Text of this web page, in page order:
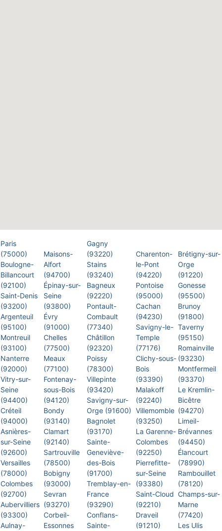
Paris
(75000)
Boulogne-
Billancourt
(92100)
Saint-Denis
(93200)
Argenteuil
(95100)
Montreuil
(93100)
Nanterre
(92000)
Vitry-sur-
Seine
(94400)
Créteil
(94000)
Asnières-
sur-Seine
(92600)
Versailles
(78000)
Colombes
(92700)
Aubervilliers
(93300)
Aulnay-
Maisons-
Alfort
(94700)
Épinay-sur-
Seine
(93800)
Évry
(91000)
Chelles
(77500)
Meaux
(77100)
Fontenay-
sous-Bois
(94120)
Bondy
(93140)
Clamart
(92140)
Sartrouville
(78500)
Bobigny
(93000)
Sevran
(93270)
Corbeil-
Essonnes
Gagny
(93220)
Stains
(93240)
Bagneux
(92220)
Pontault-
Combault
(77340)
Châtillon
(92320)
Poissy
(78300)
Villepinte
(93420)
Savigny-sur-
Orge (91600)
Bagnolet
(93170)
Sainte-
Geneviève-
des-Bois
(91700)
Tremblay-en-
France
(93290)
Conflans-
Sainte-
Charenton-
le-Pont
(94220)
Pontoise
(95000)
Cachan
(94230)
Savigny-le-
Temple
(77176)
Clichy-sous-
Bois
(93390)
Malakoff
(92240)
Villemomble
(93250)
La Garenne-
Colombes
(92250)
Pierrefitte-
sur-Seine
(93380)
Saint-Cloud
(92210)
Draveil
(91210)
Brétigny-sur-
Orge
(91220)
Gonesse
(95500)
Brunoy
(91800)
Taverny
(95150)
Romainville
(93230)
Montfermeil
(93370)
Le Kremlin-
Bicêtre
(94270)
Limeil-
Brévannes
(94450)
Élancourt
(78990)
Rambouillet
(78120)
Champs-sur-
Marne
(77420)
Les Ulis